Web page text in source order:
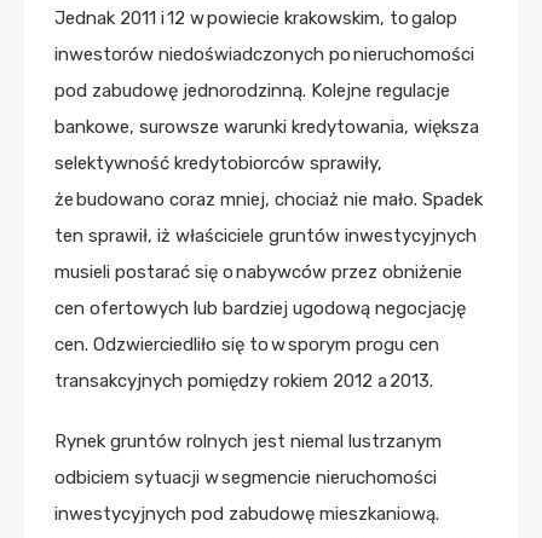
Jednak 2011 i 12 w powiecie krakowskim, to galop
inwestorów niedoświadczonych po nieruchomości
pod zabudowę jednorodzinną. Kolejne regulacje
bankowe, surowsze warunki kredytowania, większa
selektywność kredytobiorców sprawiły,
że budowano coraz mniej, chociaż nie mało. Spadek
ten sprawił, iż właściciele gruntów inwestycyjnych
musieli postarać się o nabywców przez obniżenie
cen ofertowych lub bardziej ugodową negocjację
cen. Odzwierciedliło się to w sporym progu cen
transakcyjnych pomiędzy rokiem 2012 a 2013.
Rynek gruntów rolnych jest niemal lustrzanym
odbiciem sytuacji w segmencie nieruchomości
inwestycyjnych pod zabudowę mieszkaniową.